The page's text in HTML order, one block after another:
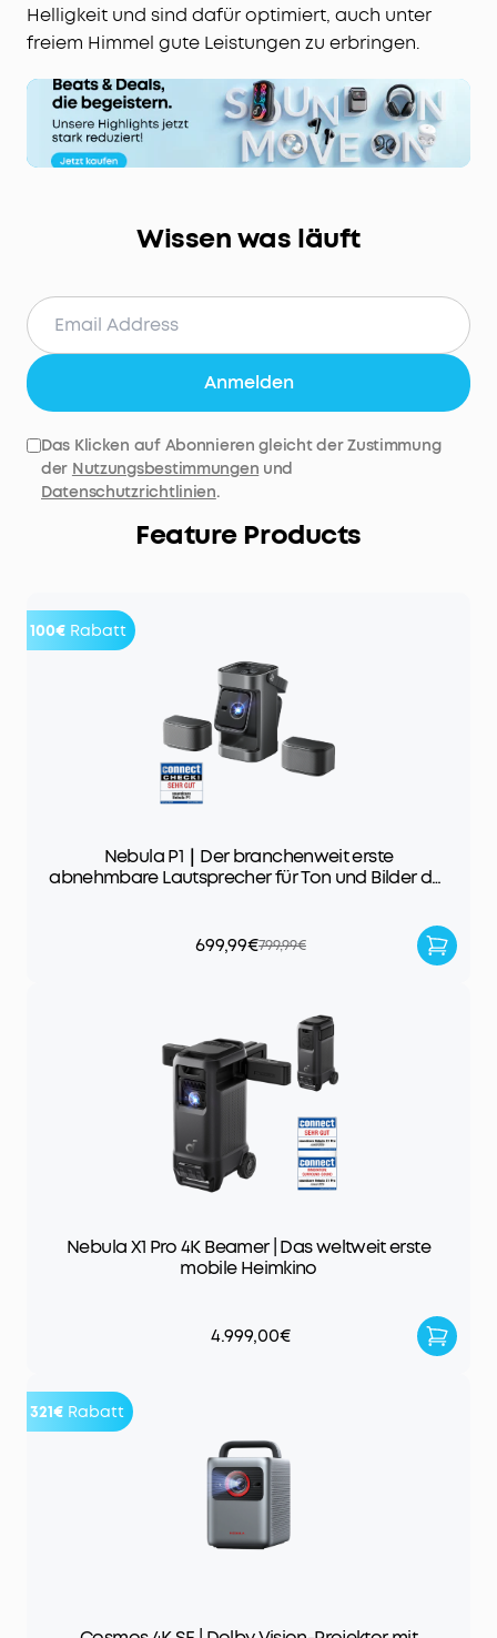
Helligkeit und sind dafür optimiert, auch unter
freiem Himmel gute Leistungen zu erbringen.
Wissen was läuft
Anmelden
Das Klicken auf Abonnieren gleicht der Zustimmung
der Nutzungsbestimmungen und
Datenschutzrichtlinien.
Feature Products
100€ Rabatt
Nebula P1｜Der branchenweit erste
abnehmbare Lautsprecher für Ton und Bilder der
699,99€799,99€
Nebula X1 Pro 4K Beamer | Das weltweit erste
mobile Heimkino
4.999,00€
321€ Rabatt